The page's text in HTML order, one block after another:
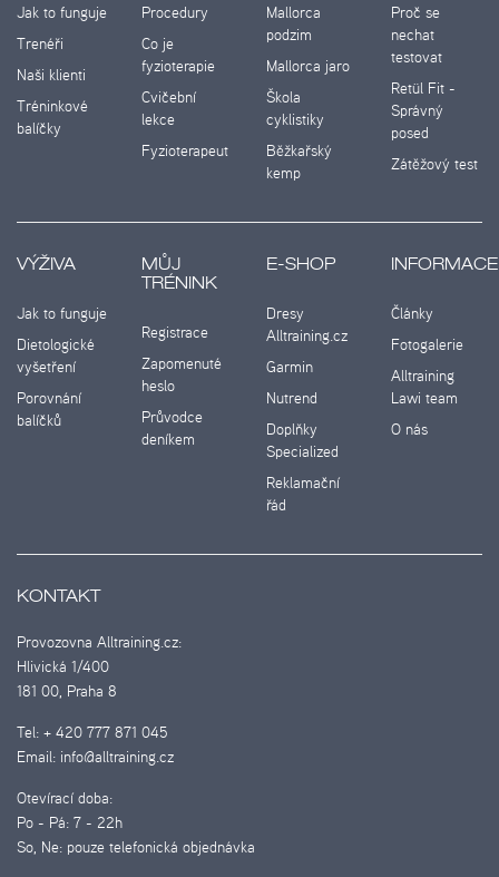
Jak to funguje
Trenéři
Naši klienti
Tréninkové
balíčky
Procedury
Co je
fyzioterapie
Cvičební
lekce
Fyzioterapeut
Mallorca
podzim
Mallorca jaro
Škola
cyklistiky
Běžkařský
kemp
Proč se
nechat
testovat
Retül Fit -
Správný
posed
Zátěžový test
VÝŽIVA
Jak to funguje
Dietologické
vyšetření
Porovnání
balíčků
MŮJ
TRÉNINK
Registrace
Zapomenuté
heslo
Průvodce
deníkem
E-SHOP
Dresy
Alltraining.cz
Garmin
Nutrend
Doplňky
Specialized
Reklamační
řád
INFORMACE
Články
Fotogalerie
Alltraining
Lawi team
O nás
KONTAKT
Provozovna Alltraining.cz:
Hlivická 1/400
181 00, Praha 8
Tel: + 420 777 871 045
Email: info@alltraining.cz
Otevírací doba:
Po - Pá: 7 - 22h
So, Ne: pouze telefonická objednávka